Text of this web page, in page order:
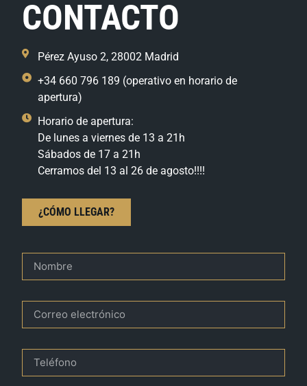
CONTACTO
Pérez Ayuso 2, 28002 Madrid
+34 660 796 189 (operativo en horario de
apertura)
Horario de apertura:
De lunes a viernes de 13 a 21h
Sábados de 17 a 21h
Cerramos del 13 al 26 de agosto!!!!
¿CÓMO LLEGAR?